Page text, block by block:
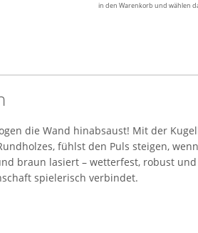
in den Warenkorb und wählen
die Wand hinabsaust! Mit der
fühlst den Puls steigen,
braun lasiert – wetterfest, robust
spielerisch verbindet.